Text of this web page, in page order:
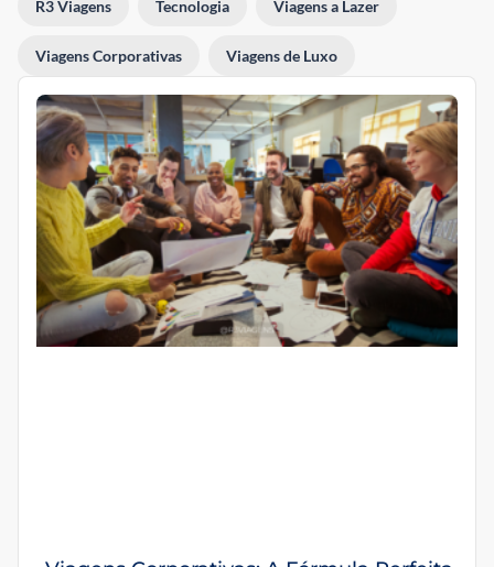
R3 Viagens Tecnologia Viagens a Lazer
Viagens Corporativas Viagens de Luxo